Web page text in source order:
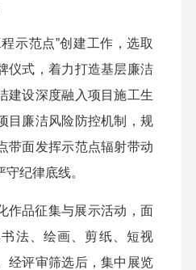
范点”创建工作，选取
仪式，着力打造基层廉洁
建设深度融入项目施工生
目廉洁风险防控机制，规
带面发挥示范点辐射带动
纪律底线。
品征集与展示活动，面
法、绘画、剪纸、短视
经评审筛选后，集中展览